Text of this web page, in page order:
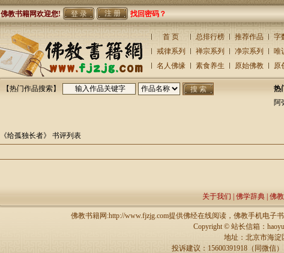
佛教书籍网欢迎您! 注 册 找回密码？
首 页 总排行榜 推荐作品 字
戒律系列
禅宗系列 净宗系列 唯
名人佛缘
素食养生 原始佛教 原
【热门作品搜索】 热
阿
《给孤独长者》 书评列表
关于我们 佛学辞典 佛
佛教书籍网:http://www.fjzjg.com提供佛经在线阅读，佛教手机电子
Copyright © 站长信箱：
地址：北京市海淀
投诉建议：15600391918（同微信